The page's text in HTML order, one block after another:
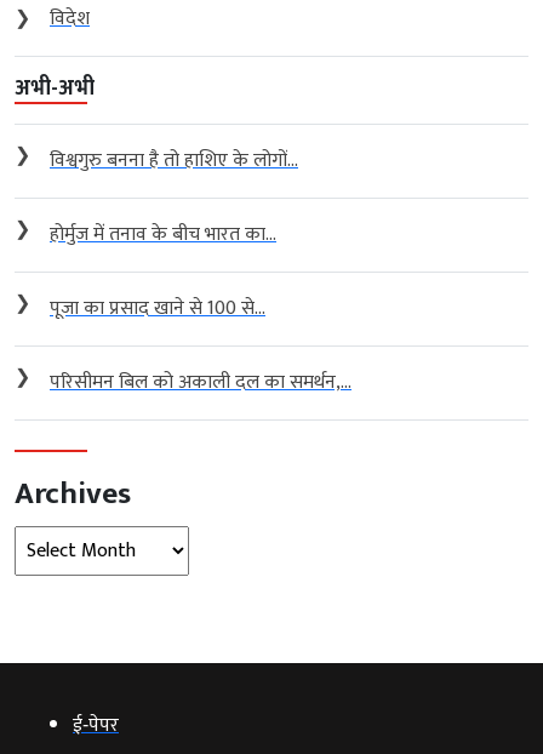
❯
विदेश
अभी-अभी
❯ विश्वगुरु बनना है तो हाशिए के लोगों...
❯ होर्मुज में तनाव के बीच भारत का...
❯ पूजा का प्रसाद खाने से 100 से...
❯ परिसीमन बिल को अकाली दल का समर्थन,...
Archives
Archives
ई‑पेपर